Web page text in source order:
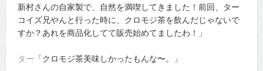
新村さんの自家製で、自然を満喫してきました！前回、ター
コイズ兄やんと行った時に、クロモジ茶を飲んだじゃないで
すか？あれを商品化してて販売始めてましたわ！」
ター 「クロモジ茶美味しかったもんな〜。」